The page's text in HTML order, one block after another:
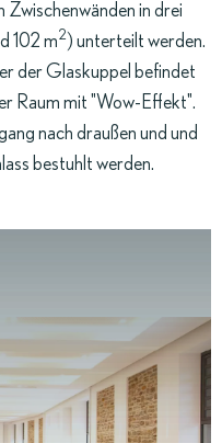
Zwischenwänden in drei
102 m2 ) unterteilt werden.
der Glaskuppel befindet
Raum mit "Wow-Effekt".
nach draußen und und
bestuhlt werden.